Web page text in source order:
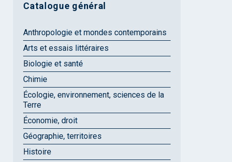
Catalogue général
Anthropologie et mondes contemporains
Arts et essais littéraires
Biologie et santé
Chimie
Écologie, environnement, sciences de la
Terre
Économie, droit
Géographie, territoires
Histoire